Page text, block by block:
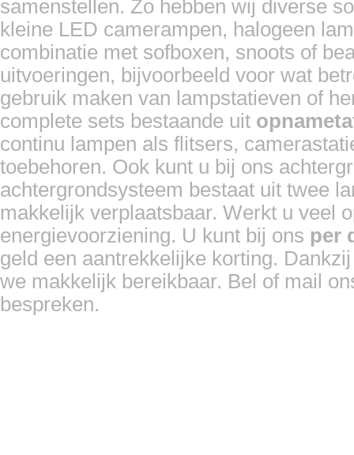
samenstellen. Zo hebben wij diverse
kleine LED camerampen, halogeen
combinatie met sofboxen, snoots of
uitvoeringen, bijvoorbeeld voor wat
gebruik maken van lampstatieven of
complete sets bestaande uit
continu lampen als flitsers,
toebehoren. Ook kunt u bij ons
achtergrondsysteem bestaat uit twee
makkelijk verplaatsbaar. Werkt u veel
energievoorziening. U kunt bij ons per
geld een aantrekkelijke korting.
we makkelijk bereikbaar. Bel of mail
bespreken.